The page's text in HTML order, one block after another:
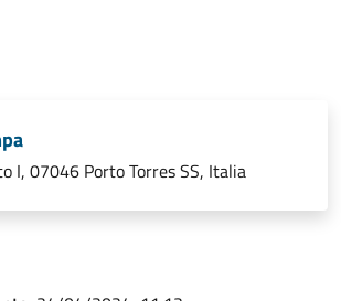
I, 07046 Porto Torres SS, Italia